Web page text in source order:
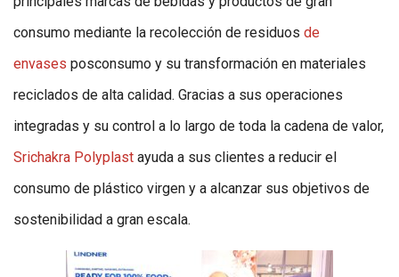
consumo mediante la recolección de residuos de
envases posconsumo y su transformación en materiales
reciclados de alta calidad. Gracias a sus operaciones
integradas y su control a lo largo de toda la cadena de valor,
Srichakra Polyplast ayuda a sus clientes a reducir el
consumo de plástico virgen y a alcanzar sus objetivos de
sostenibilidad a gran escala.